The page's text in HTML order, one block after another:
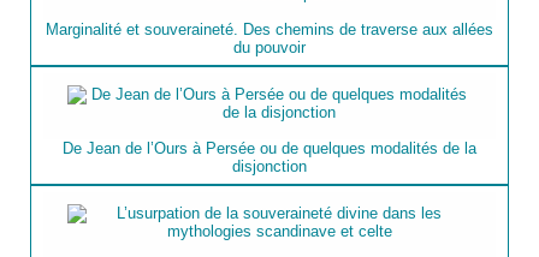
Marginalité et souveraineté. Des chemins de traverse aux allées
du pouvoir
De Jean de l’Ours à Persée ou de quelques modalités de la
disjonction